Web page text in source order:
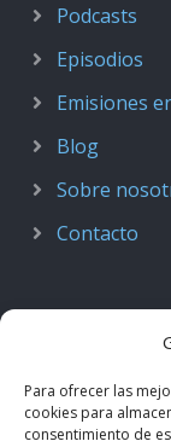
Para ofrecer las
cookies para
consentimiento de
Podcasts
Episodios
Emisiones
Blog
Sobre
Contacto